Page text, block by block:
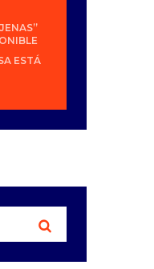
ESTÁ